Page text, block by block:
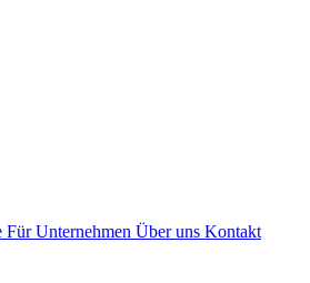
Für Unternehmen Über uns Kontakt